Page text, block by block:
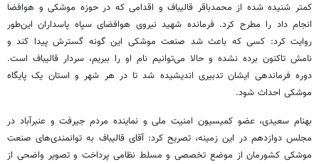
کمتر شنیده شده از محمدباقر قالیباف و اقدامی که در حوزه موشکی و هوافضا
انجام داد را مطرح کرد. فرمانده شهید نیروی هوافضای سپاه پاسداران این‌طور
روایت کرد: کسی که باعث شد صنعت موشکی این گونه گسترش پیدا کند و
نامش تاکنون برده نشده و حالا می‌توانیم نام او را ببریم، سردار قالیباف است.
دوره فرماندهی ایشان تدبیری اندیشیده شد تا در هر شهر و استان یک پایگاه
موشکی احداث شود.
بهنام سعیدی، عضو کمیسیون امنیت ملی و نماینده مردم جیرفت و عنبرآباد در
مجلس دوازدهم در این زمینه، تصریح کرد: آقای قالیباف به توانمندی‌های صنعت
موشکی کشورمان از موضع تخصصی و مسلط نظامی پرداخت و تصویر واضحی از